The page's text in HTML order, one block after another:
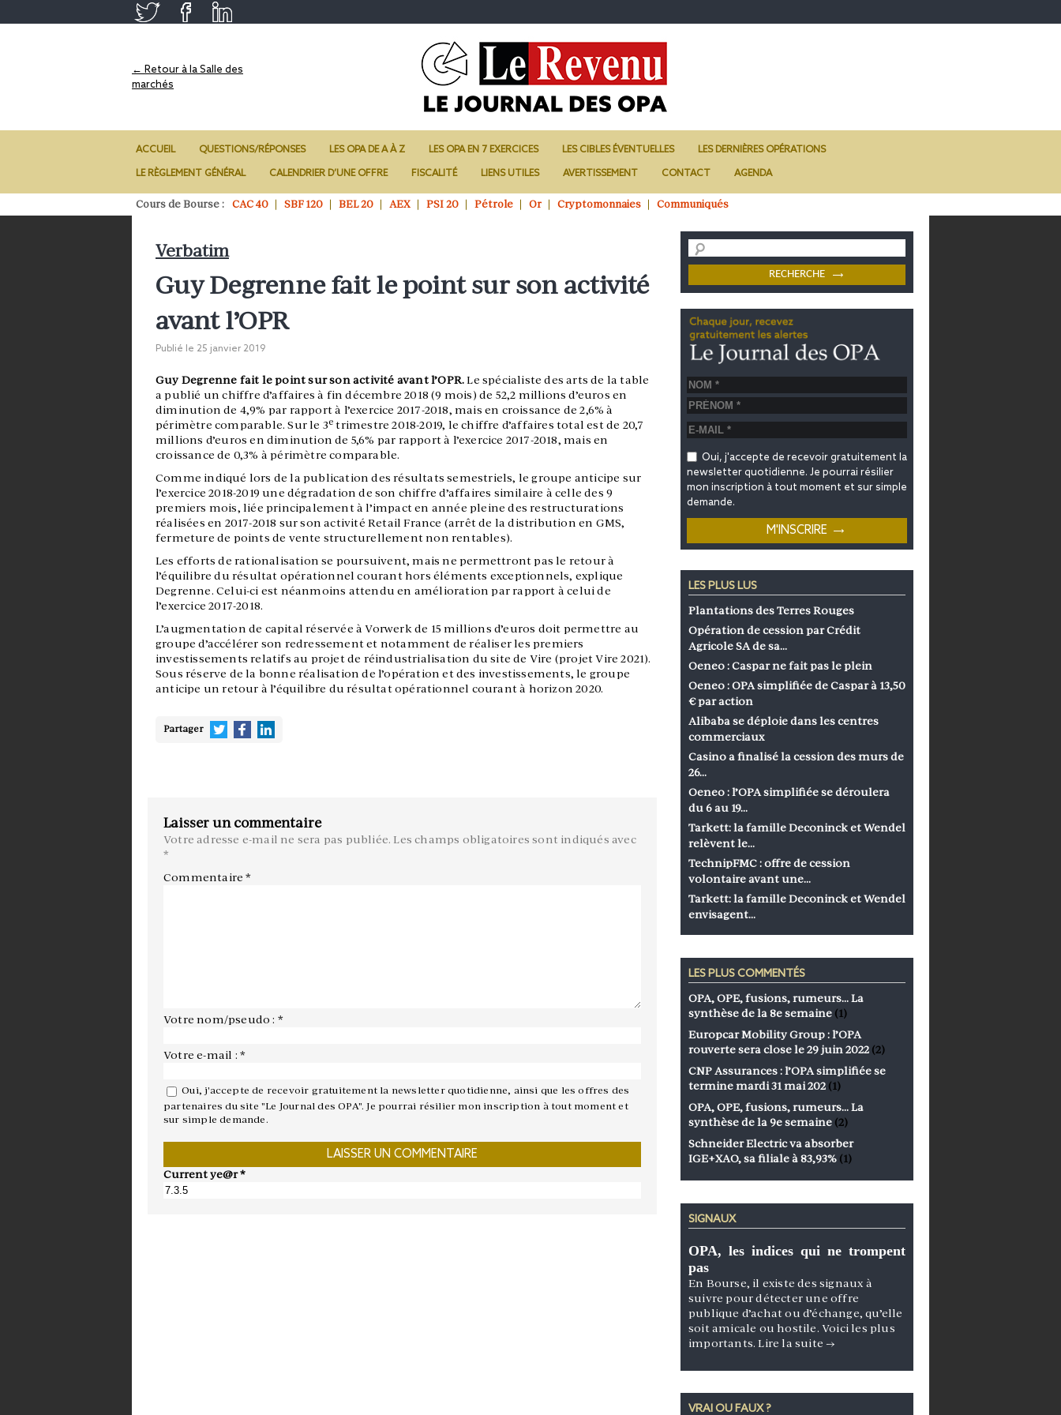
← Retour à la Salle des
marchés
ACCUEIL QUESTIONS/RÉPONSES LES OPA DE A À Z LES OPA EN 7 EXERCICES LES CIBLES ÉVENTUELLES LES DERNIÈRES OPÉRATIONS
LE RÈGLEMENT GÉNÉRAL CALENDRIER D’UNE OFFRE FISCALITÉ LIENS UTILES AVERTISSEMENT CONTACT AGENDA
Cours de Bourse : CAC 40 SBF 120 BEL 20 AEX PSI 20 Pétrole Or Cryptomonnaies Communiqués
Verbatim
Guy Degrenne fait le point sur son activité
avant l’OPR
Publié le 25 janvier 2019
Guy Degrenne fait le point sur son activité avant l’OPR.Le spécialiste des arts de la table
a publié un chiffre d’affaires à fin décembre 2018 (9 mois) de 52,2 millions d’euros en
diminution de 4,9% par rapport à l’exercice 2017-2018, mais en croissance de 2,6% à
périmètre comparable. Sur le 3e trimestre 2018-2019, le chiffre d’affaires total est de 20,7
millions d’euros en diminution de 5,6% par rapport à l’exercice 2017-2018, mais en
croissance de 0,3% à périmètre comparable.
Comme indiqué lors de la publication des résultats semestriels, le groupe anticipe sur
l’exercice 2018-2019 une dégradation de son chiffre d’affaires similaire à celle des 9
premiers mois, liée principalement à l’impact en année pleine des restructurations
réalisées en 2017-2018 sur son activité Retail France (arrêt de la distribution en GMS,
fermeture de points de vente structurellement non rentables).
Les efforts de rationalisation se poursuivent, mais ne permettront pas le retour à
l’équilibre du résultat opérationnel courant hors éléments exceptionnels, explique
Degrenne. Celui-ci est néanmoins attendu en amélioration par rapport à celui de
l’exercice 2017-2018.
L’augmentation de capital réservée à Vorwerk de 15 millions d’euros doit permettre au
groupe d’accélérer son redressement et notamment de réaliser les premiers
investissements relatifs au projet de réindustrialisation du site de Vire (projet Vire 2021).
Sous réserve de la bonne réalisation de l’opération et des investissements, le groupe
anticipe un retour à l’équilibre du résultat opérationnel courant à horizon 2020.
Partager
Laisser un commentaire
Votre adresse e-mail ne sera pas publiée. Les champs obligatoires sont indiqués avec
*
Commentaire*
Votre nom/pseudo : *
Votre e-mail : *
Oui, j'accepte de recevoir gratuitement la newsletter quotidienne, ainsi que les offres des
partenaires du site "Le Journal des OPA". Je pourrai résilier mon inscription à tout moment et
sur simple demande.
Current ye@r*
Oui, j'accepte de recevoir gratuitement la
newsletter quotidienne. Je pourrai résilier
mon inscription à tout moment et sur simple
demande.
LES PLUS LUS
Plantations des Terres Rouges
Opération de cession par Crédit
Agricole SA de sa…
Oeneo : Caspar ne fait pas le plein
Oeneo : OPA simplifiée de Caspar à 13,50
€ par action
Alibaba se déploie dans les centres
commerciaux
Casino a finalisé la cession des murs de
26…
Oeneo : l’OPA simplifiée se déroulera
du 6 au 19…
Tarkett: la famille Deconinck et Wendel
relèvent le…
TechnipFMC : offre de cession
volontaire avant une…
Tarkett: la famille Deconinck et Wendel
envisagent…
LES PLUS COMMENTÉS
OPA, OPE, fusions, rumeurs… La
synthèse de la 8e semaine (1)
Europcar Mobility Group : l’OPA
rouverte sera close le 29 juin 2022 (2)
CNP Assurances : l’OPA simplifiée se
termine mardi 31 mai 202 (1)
OPA, OPE, fusions, rumeurs… La
synthèse de la 9e semaine (2)
Schneider Electric va absorber
IGE+XAO, sa filiale à 83,93% (1)
SIGNAUX
OPA, les indices qui ne trompent
pas
En Bourse, il existe des signaux à
suivre pour détecter une offre
publique d’achat ou d’échange, qu’elle
soit amicale ou hostile. Voici les plus
importants.Lire la suite →
VRAI OU FAUX ?